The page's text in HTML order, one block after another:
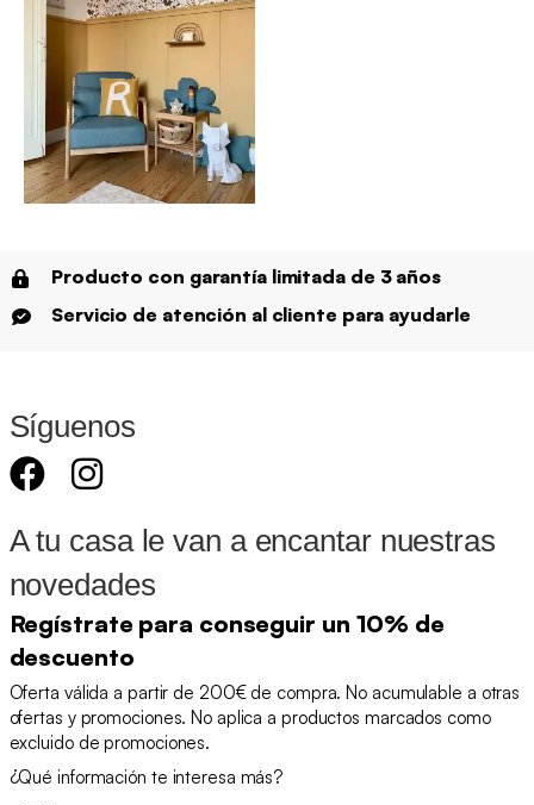
Producto con garantía limitada de 3 años
Servicio de atención al cliente para ayudarle
Síguenos
A tu casa le van a encantar nuestras
novedades
Regístrate para conseguir un 10% de
descuento
Oferta válida a partir de 200€ de compra. No acumulable a otras
ofertas y promociones. No aplica a productos marcados como
excluido de promociones.
¿Qué información te interesa más?